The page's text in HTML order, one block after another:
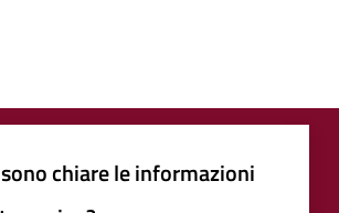
chiare le informazioni